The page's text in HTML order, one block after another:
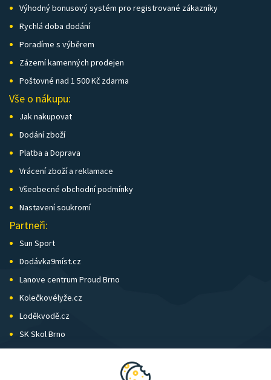
Výhodný bonusový systém pro registrované zákazníky
Rychlá doba dodání
Poradíme s výběrem
Zázemí kamenných prodejen
Poštovné nad 1 500 Kč zdarma
Vše o nákupu:
Jak nakupovat
Dodání zboží
Platba a Doprava
Vrácení zboží a reklamace
Všeobecné obchodní podmínky
Nastavení soukromí
Partneři:
Sun Sport
Dodávka9míst.cz
Lanove centrum Proud Brno
Kolečkovélyže.cz
Loděkvodě.cz
SK Skol Brno
Biatlon Brno